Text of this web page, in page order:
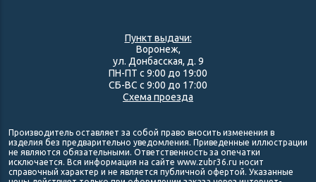
Пункт выдачи:
Воронеж,
ул. Донбасская, д. 9
ПН-ПТ с 9:00 до 19:00
СБ-ВС с 9:00 до 17:00
Схема проезда
Производитель оставляет за собой право вносить изменения в
изделия без предварительно уведомления. Приведенные иллюстрации
не являются обязательными. Ответственность за опечатки
исключается. Вся информация на сайте www.zubr36.ru носит
справочный характер и не является публичной офертой. Указанные